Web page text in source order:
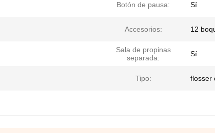
Botón de pausa: Sí
Accesorios: 12
Sala de propinas
separada:
Sí
Tipo: flosser